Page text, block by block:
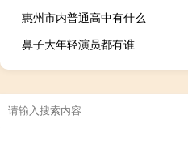
惠州市内普通高中有什么
鼻子大年轻演员都有谁